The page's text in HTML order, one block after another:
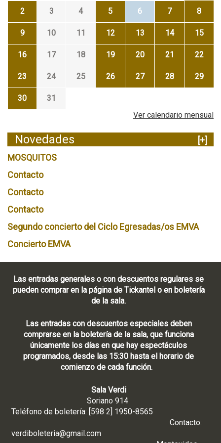
2 3 4 5 6 7 8
9 10 11 12 13 14 15
16 17 18 19 20 21 22
23 24 25 26 27 28 29
30
31
Ver calendario mensual
Novedades
[+]
MOSQUITOS
Contacto
Contacto
Contacto
Segundo concierto del Ciclo Egresadas/os EMVA
Concierto EMVA
Las entradas generales o con descuentos regulares se
pueden comprar en la página de Tickantel o en boletería
de la sala.
Las entradas con descuentos especiales deben
comprarse en la boletería de la sala, que funciona
únicamente los días en que hay espectáculos
programados, desde las 15:30 hasta el horario de
comienzo de cada función.
Sala Verdi
Soriano 914
Teléfono de boletería: [598 2] 1950-8565
Contacto:
verdiboleteria@gmail.com